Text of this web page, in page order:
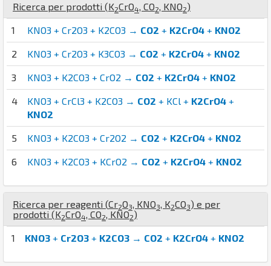
Ricerca per prodotti (K2CrO4, CO2, KNO2)
1 KNO3 + Cr2O3 + K2CO3 → CO2 + K2CrO4 + KNO2
2 KNO3 + Cr2O3 + K3CO3 → CO2 + K2CrO4 + KNO2
3 KNO3 + K2CO3 + CrO2 → CO2 + K2CrO4 + KNO2
4 KNO3 + CrCl3 + K2CO3 → CO2 + KCl + K2CrO4 +
KNO2
5 KNO3 + K2CO3 + Cr2O2 → CO2 + K2CrO4 + KNO2
6 KNO3 + K2CO3 + KCrO2 → CO2 + K2CrO4 + KNO2
Ricerca per reagenti (Cr2O3, KNO3, K2CO3) e per
prodotti (K2CrO4, CO2, KNO2)
1 KNO3 + Cr2O3 + K2CO3 → CO2 + K2CrO4 + KNO2